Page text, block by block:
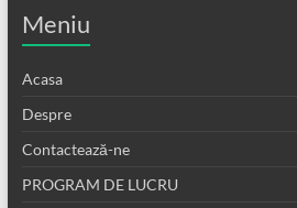
Meniu
Acasa
Despre
Contactează-ne
PROGRAM DE LUCRU